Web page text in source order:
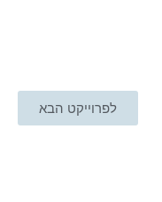
לפרוייקט הבא